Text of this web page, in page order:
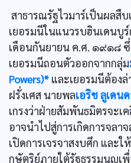
สาธารณรัฐไวมาร์เป็นผลสื
เยอรมนีในแนวรบฮินเดนบูร์
เดือนกันยายน ค.ศ. ๑๙๑๘
เยอรมนีถอนตัวออกจากกลุ่ม
Powers)* และเยอรมนีต้อง
ฝรั่งเศส นายพลเอริช ลูเดน
เกรงว่าฝ่ายสัมพันธมิตรจะเ
อาจนำไปสู่การเกิดการจลา
เปิดการเจรจาสงบศึก และ
กษัตริย์ภายใต้รัฐธรรมนูญเ